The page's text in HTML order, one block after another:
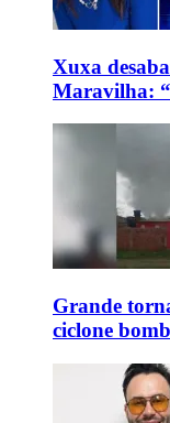
Xuxa
Maravilha:
Grande
ciclone